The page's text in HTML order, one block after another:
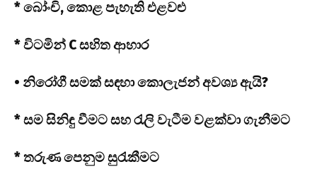
* බෝංචි, කොළ පැහැති එළවළු
* විටමින් C සහිත ආහාර
• නිරෝගී සමක් සඳහා කොලැජන් අවශ්‍ය ඇයි?
* සම සිනිඳු වීමට සහ රැලි වැටීම වළක්වා ගැනීමට
* තරුණ පෙනුම සුරැකීමට